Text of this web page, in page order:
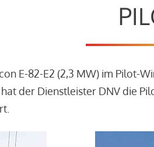
E-82-E2 (2,3 MW) im
der Dienstleister DNV die